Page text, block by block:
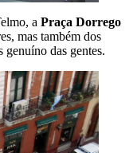
a Praça Dorrego
mas também dos
genuíno das gentes.